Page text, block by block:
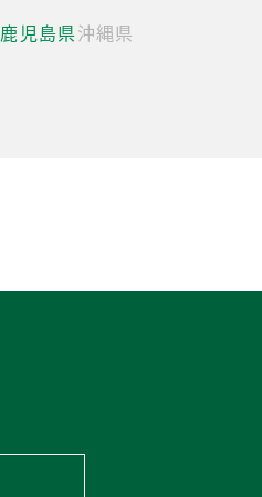
鹿児島県沖縄県